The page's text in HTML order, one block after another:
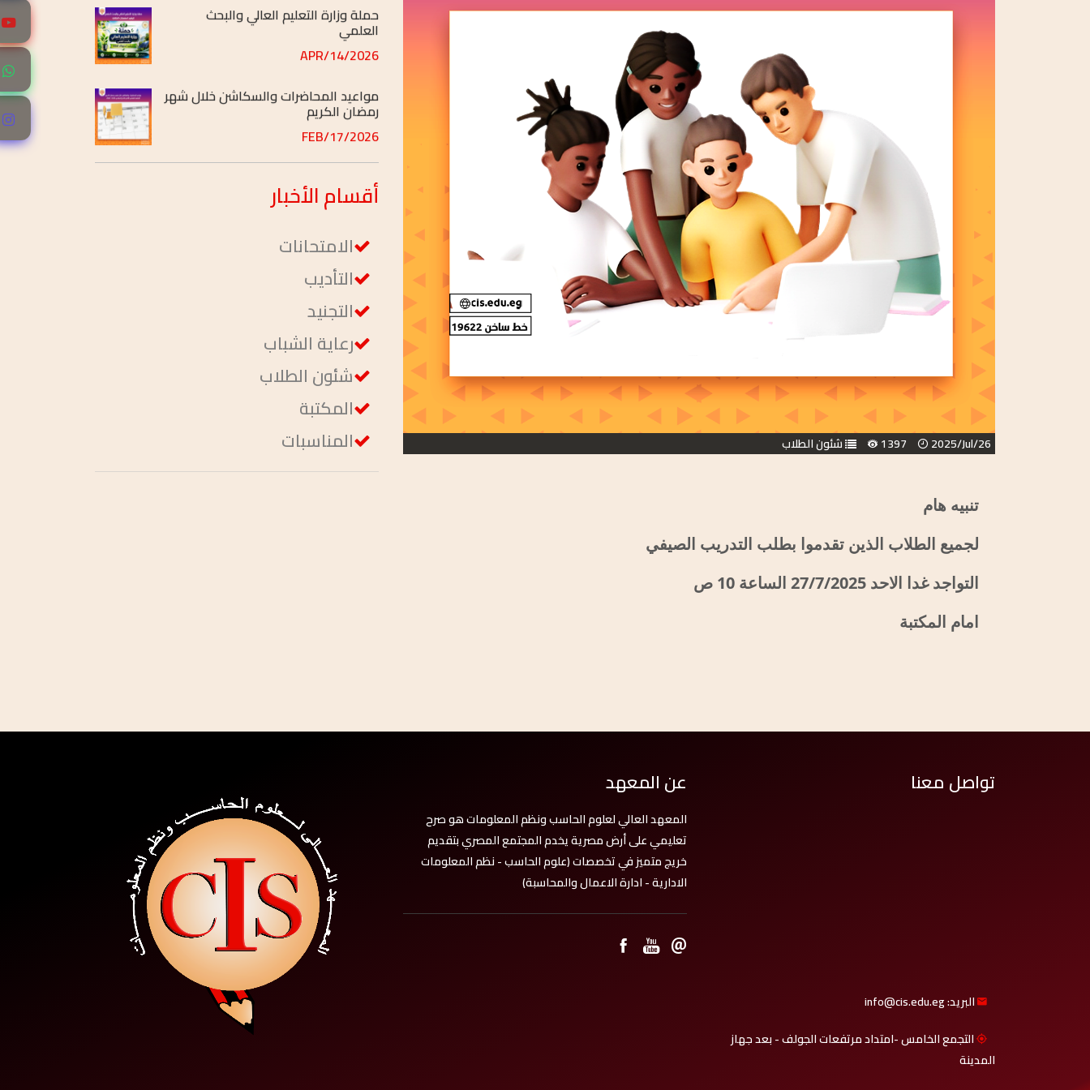
2025/Jul/26
1397 شئون الطلاب
تنبيه هام
لجميع الطلاب الذين تقدموا بطلب التدريب الصيفي
التواجد غدا الاحد 27/7/2025 الساعة 10 ص
امام المكتبة
2026/APR/14
مواعيد المحاضرات والسكاشن خلال شهر
رمضان الكريم
2026/FEB/17
التأمين الصحي لطلاب المعاهد العالية
الخاصة
أقسامالأخبار
الامتحانات
التأديب
التجنيد
رعاية الشباب
شئون الطلاب
المكتبة
المناسبات
تواصل معنا
البريد: info@cis.edu.eg
التجمع الخامس -امتداد مرتفعات الجولف - بعد جهاز
المدينة
عن المعهد
المعهد العالي لعلوم الحاسب ونظم المعلومات هو صرح
تعليمي على أرض مصرية يخدم المجتمع المصري بتقديم
خريج متميز في تخصصات (علوم الحاسب - نظم المعلومات
الادارية - ادارة الاعمال والمحاسبة)